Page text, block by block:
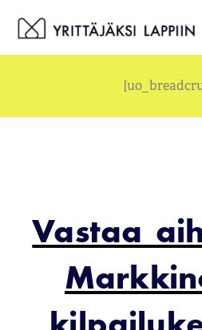
sisältöön
Vastaa